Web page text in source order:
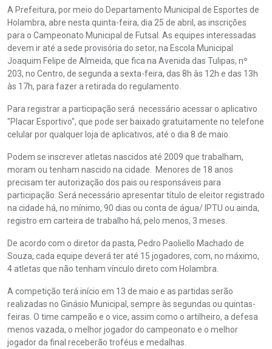
A Prefeitura, por meio do Departamento Municipal de Esportes de
Holambra, abre nesta quinta-feira, dia 25 de abril, as inscrições
para o Campeonato Municipal de Futsal. As equipes interessadas
devem ir até a sede provisória do setor, na Escola Municipal
Joaquim Felipe de Almeida, que fica na Avenida das Tulipas, nº
203, no Centro, de segunda a sexta-feira, das 8h às 12h e das 13h
às 17h, para fazer a retirada do regulamento.
Para registrar a participação será necessário acessar o aplicativo
"Placar Esportivo", que pode ser baixado gratuitamente no telefone
celular por qualquer loja de aplicativos, até o dia 8 de maio.
Podem se inscrever atletas nascidos até 2009 que trabalham,
moram ou tenham nascido na cidade. Menores de 18 anos
precisam ter autorização dos pais ou responsáveis para
participação. Será necessário apresentar título de eleitor registrado
na cidade há, no mínimo, 90 dias ou conta de água/ IPTU ou ainda,
registro em carteira de trabalho há, pelo menos, 3 meses.
De acordo com o diretor da pasta, Pedro Paoliello Machado de
Souza, cada equipe deverá ter até 15 jogadores, com, no máximo,
4 atletas que não tenham vínculo direto com Holambra.
A competição terá início em 13 de maio e as partidas serão
realizadas no Ginásio Municipal, sempre às segundas ou quintas-
feiras. O time campeão e o vice, assim como o artilheiro, a defesa
menos vazada, o melhor jogador do campeonato e o melhor
jogador da final receberão troféus e medalhas.